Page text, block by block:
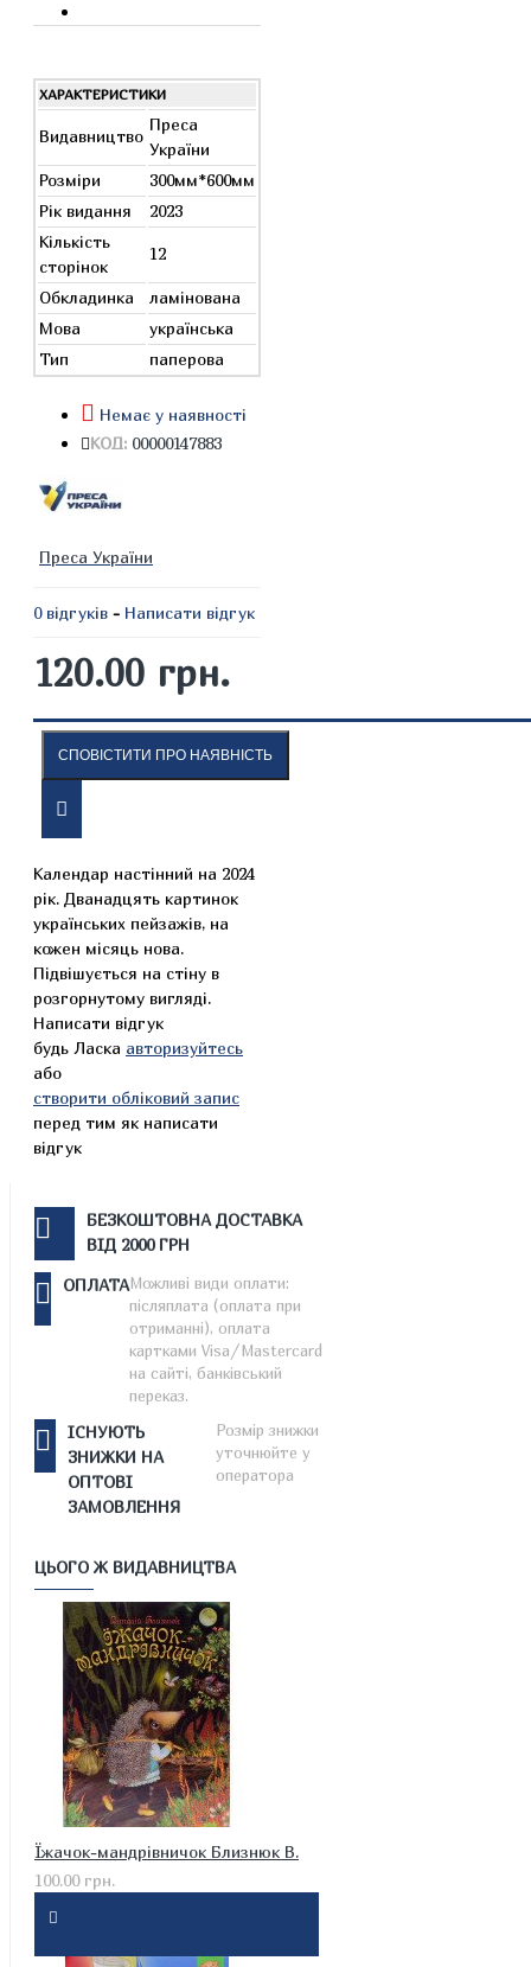
ХАРАКТЕРИСТИКИ
Видавництво
Преса
України
Розміри
300мм*600мм
Рік видання
2023
Кількість
сторінок
12
Обкладинка
ламінована
Мова
українська
Тип
паперова
Немає у наявності
КОД: 00000147883
Преса України
0 відгуків - Написати відгук
120.00 грн.
СПОВІСТИТИ ПРО НАЯВНІСТЬ
ОПИС ВІДГУКИ
Календар настінний на 2024
рік. Дванадцять картинок
українських пейзажів, на
кожен місяць нова.
Підвішується на стіну в
розгорнутому вигляді.
Написати відгук
будь Ласка авторизуйтесь
або
створити обліковий запис
перед тим як написати
відгук
БЕЗКОШТОВНА ДОСТАВКА
ВІД 2000 ГРН
ОПЛАТАМожливі види оплати:
післяплата (оплата при
отриманні), оплата
картками Visa/Mastercard
на сайті, банківський
переказ.
ІСНУЮТЬ
ЗНИЖКИ НА
ОПТОВІ
ЗАМОВЛЕННЯ
Розмір знижки
уточнюйте у
оператора
ЦЬОГО Ж ВИДАВНИЦТВА
Їжачок-мандрівничок Близнюк В.
100.00 грн.